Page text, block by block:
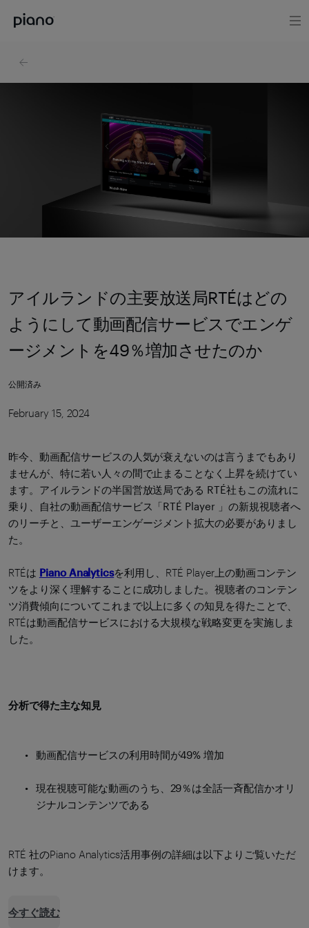
アイルランドの主要放送局RTÉはどの
ようにして動画配信サービスでエンゲ
ージメントを49％増加させたのか
公開済み
February 15, 2024
昨今、動画配信サービスの人気が衰えないのは言うまでもあり
ませんが、特に若い人々の間で止まることなく上昇を続けてい
ます。アイルランドの半国営放送局である RTÉ社もこの流れに
乗り、自社の動画配信サービス「RTÉ Player 」の新規視聴者へ
のリーチと、ユーザーエンゲージメント拡大の必要がありまし
た。
RTÉは Piano Analyticsを利用し、RTÉ Player上の動画コンテン
ツをより深く理解することに成功しました。視聴者のコンテン
ツ消費傾向についてこれまで以上に多くの知見を得たことで、
RTÉは動画配信サービスにおける大規模な戦略変更を実施しま
した。
分析で得た主な知見
動画配信サービスの利用時間が49% 増加
現在視聴可能な動画のうち、29％は全話一斉配信かオリ
ジナルコンテンツである
RTÉ 社のPiano Analytics活用事例の詳細は以下よりご覧いただ
けます。
今すぐ読む